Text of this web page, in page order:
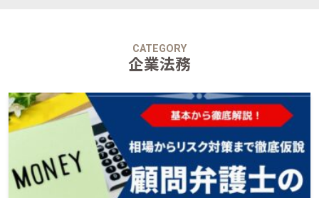
CATEGORY
企業法務